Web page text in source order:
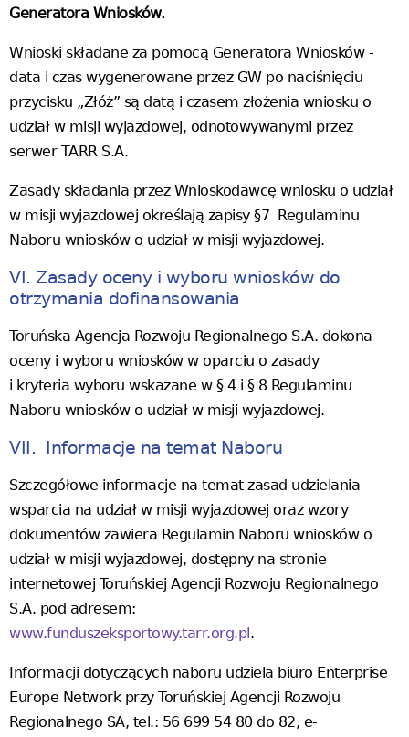
Generatora Wniosków.
Wnioski składane za pomocą Generatora Wniosków -
data i czas wygenerowane przez GW po naciśnięciu
przycisku „Złóż” są datą i czasem złożenia wniosku o
udział w misji wyjazdowej, odnotowywanymi przez
serwer TARR S.A.
Zasady składania przez Wnioskodawcę wniosku o udział
w misji wyjazdowej określają zapisy §7 Regulaminu
Naboru wniosków o udział w misji wyjazdowej.
VI. Zasady oceny i wyboru wniosków do
otrzymania dofinansowania
Toruńska Agencja Rozwoju Regionalnego S.A. dokona
oceny i wyboru wniosków w oparciu o zasady
i kryteria wyboru wskazane w § 4 i § 8 Regulaminu
Naboru wniosków o udział w misji wyjazdowej.
VII. Informacje na temat Naboru
Szczegółowe informacje na temat zasad udzielania
wsparcia na udział w misji wyjazdowej oraz wzory
dokumentów zawiera Regulamin Naboru wniosków o
udział w misji wyjazdowej, dostępny na stronie
internetowej Toruńskiej Agencji Rozwoju Regionalnego
S.A. pod adresem:
www.funduszeksportowy.tarr.org.pl.
Informacji dotyczących naboru udziela biuro Enterprise
Europe Network przy Toruńskiej Agencji Rozwoju
Regionalnego SA, tel.: 56 699 54 80 do 82, e-